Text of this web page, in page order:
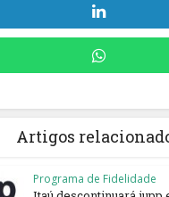
Artigos
Programa de Fidelidade